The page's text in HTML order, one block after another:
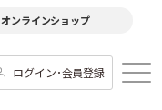
オンラインショップ
ログイン･会員登録